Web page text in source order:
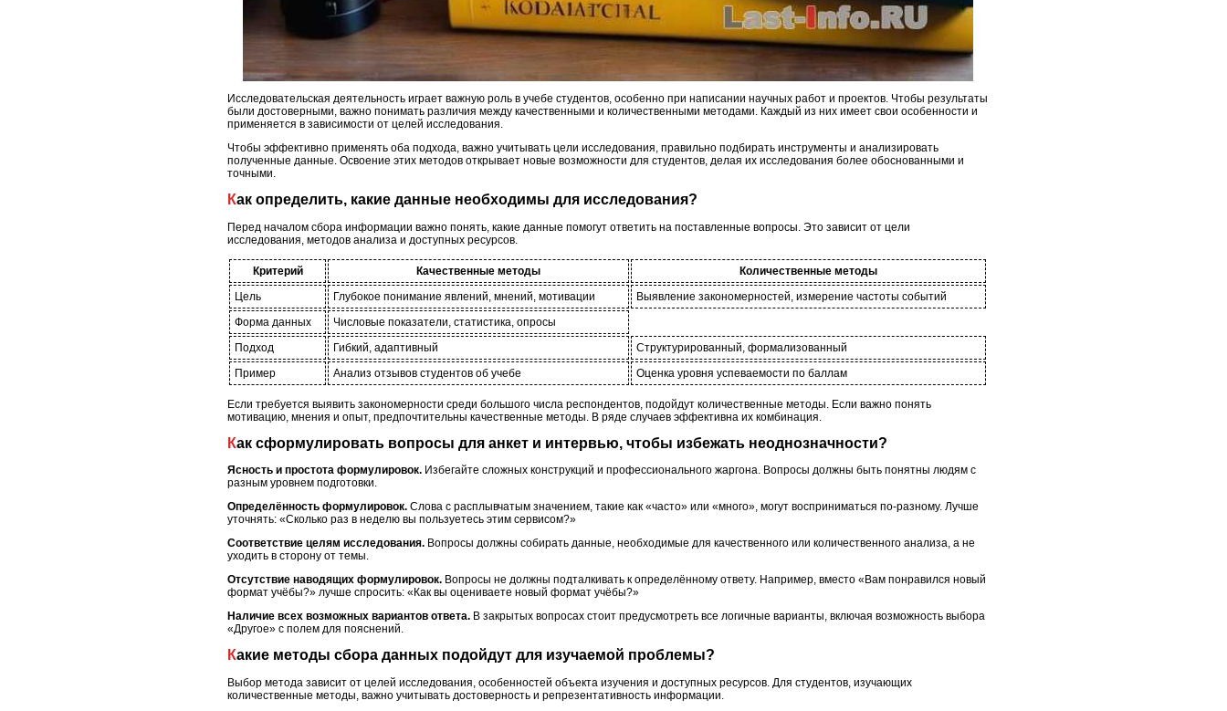
Исследовательская деятельность играет важную роль в учебе студентов, особенно при написании научных работ и проектов. Чтобы результаты
были достоверными, важно понимать различия между качественными и количественными методами. Каждый из них имеет свои особенности и
применяется в зависимости от целей исследования.
Чтобы эффективно применять оба подхода, важно учитывать цели исследования, правильно подбирать инструменты и анализировать
полученные данные. Освоение этих методов открывает новые возможности для студентов, делая их исследования более обоснованными и
точными.
Как определить, какие данные необходимы для исследования?
Перед началом сбора информации важно понять, какие данные помогут ответить на поставленные вопросы. Это зависит от цели
исследования, методов анализа и доступных ресурсов.
Критерий Качественные методы
Количественные методы
Цель
Глубокое понимание явлений, мнений, мотивации
Выявление закономерностей, измерение частоты событий
Форма данных
Числовые показатели, статистика, опросы
Подход
Гибкий, адаптивный
Структурированный, формализованный
Пример
Анализ отзывов студентов об учебе Оценка уровня успеваемости по баллам
Если требуется выявить закономерности среди большого числа респондентов, подойдут количественные методы. Если важно понять
мотивацию, мнения и опыт, предпочтительны качественные методы. В ряде случаев эффективна их комбинация.
Как сформулировать вопросы для анкет и интервью, чтобы избежать неоднозначности?
Ясность и простота формулировок. Избегайте сложных конструкций и профессионального жаргона. Вопросы должны быть понятны людям с
разным уровнем подготовки.
Определённость формулировок. Слова с расплывчатым значением, такие как «часто» или «много», могут восприниматься по-разному. Лучше
уточнять: «Сколько раз в неделю вы пользуетесь этим сервисом?»
Соответствие целям исследования. Вопросы должны собирать данные, необходимые для качественного или количественного анализа, а не
уходить в сторону от темы.
Отсутствие наводящих формулировок. Вопросы не должны подталкивать к определённому ответу. Например, вместо «Вам понравился новый
формат учёбы?» лучше спросить: «Как вы оцениваете новый формат учёбы?»
Наличие всех возможных вариантов ответа. В закрытых вопросах стоит предусмотреть все логичные варианты, включая возможность выбора
«Другое» с полем для пояснений.
Какие методы сбора данных подойдут для изучаемой проблемы?
Выбор метода зависит от целей исследования, особенностей объекта изучения и доступных ресурсов. Для студентов, изучающих
количественные методы, важно учитывать достоверность и репрезентативность информации.